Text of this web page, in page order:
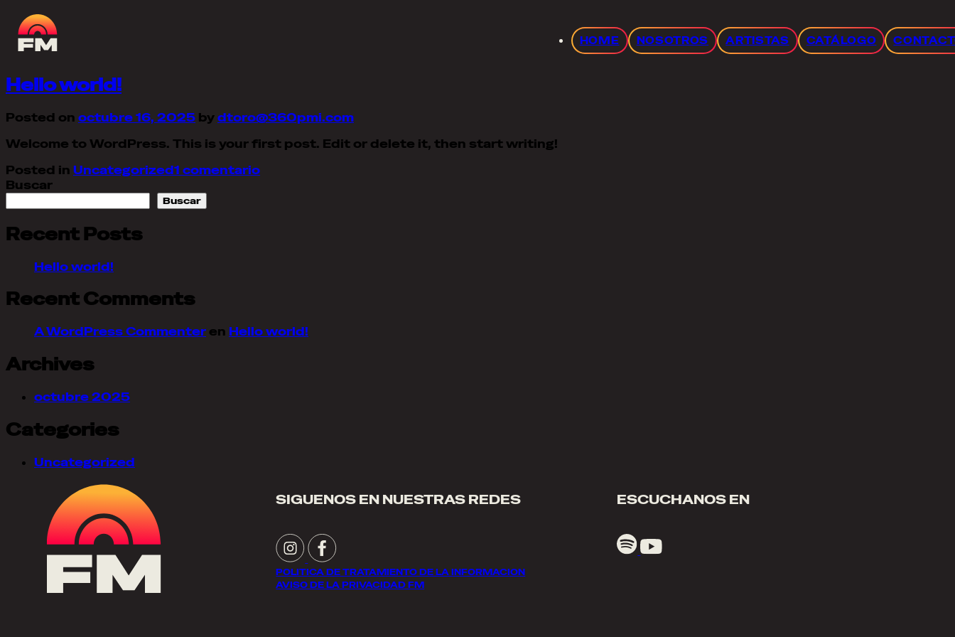
HOME NOSOTROS ARTISTAS CATÁLOGO
Autor:
Hello world!
Posted on octubre 16, 2025 bydtoro@360pmi.com
Welcome to WordPress. This is your first post. Edit or delete it, then start writing!
Posted in Uncategorized1 comentarioen
Buscar
Buscar
Recent Posts
Hello world!
Recent Comments
A WordPress Commenter en Hello world!
Archives
octubre 2025
Categories
Uncategorized
SIGUENOS EN NUESTRAS REDES ESCUCHANOS EN
POLITICA DE TRATAMIENTO DE LA INFORMACION
AVISO DE LA PRIVACIDAD FM